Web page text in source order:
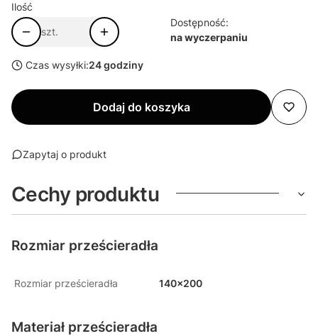
Ilość
szt.
Dostępność:
na wyczerpaniu
Czas wysyłki:24 godziny
Dodaj do koszyka
Zapytaj o produkt
Cechy produktu
Rozmiar prześcieradła
Rozmiar prześcieradła 140x200
Materiał prześcieradła